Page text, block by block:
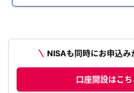
NISAも同時にお申込み
口座開設はこち